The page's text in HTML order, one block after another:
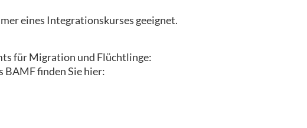
eines Integrationskurses geeignet.
für Migration und Flüchtlinge:
BAMF finden Sie hier: